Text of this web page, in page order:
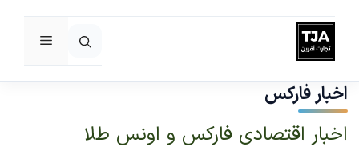
پرش
به
محتوا
فهرست
اخبار فارکس
اخبار اقتصادی فارکس و اونس طلا